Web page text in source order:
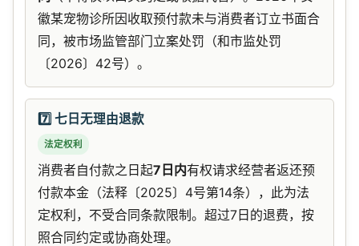
徽某宠物诊所因收取预付款未与消费者订立书面合
同，被市场监管部门立案处罚（和市监处罚
〔2026〕42号）。
7️⃣ 七日无理由退款
法定权利
消费者自付款之日起7日内有权请求经营者返还预
付款本金（法释〔2025〕4号第14条），此为法
定权利，不受合同条款限制。超过7日的退费，按
照合同约定或协商处理。